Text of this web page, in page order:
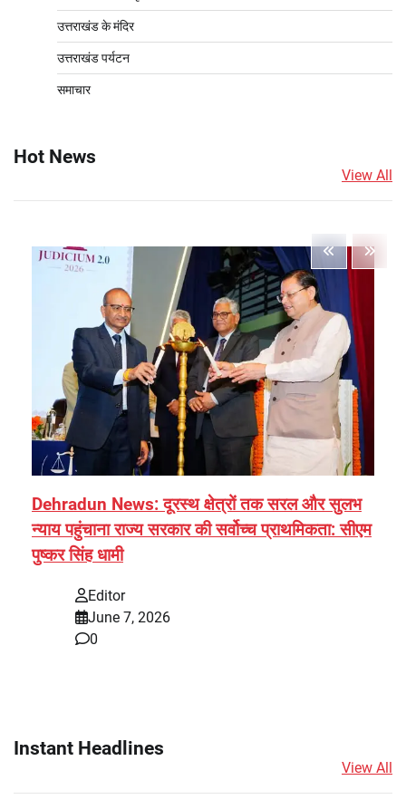
उत्तराखंड के मंदिर
उत्तराखंड पर्यटन
समाचार
Hot News
View All
Dehradun News: दूरस्थ क्षेत्रों तक सरल और सुलभ
न्याय पहुंचाना राज्य सरकार की सर्वोच्च प्राथमिकता: सीएम
पुष्कर सिंह धामी
Editor
June 7, 2026
0
Instant Headlines
View All